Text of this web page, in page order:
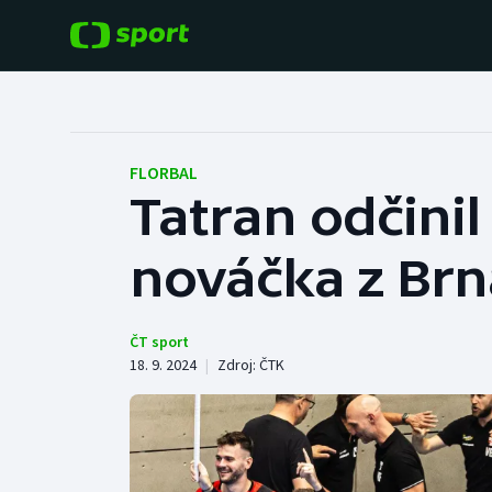
Hokej
Tenis
Cyklistika
Baseball a softbal
Basketbal
Boby a skeleton
Box
FLORBAL
Tatran
nováčka z
ČT sport
18. 9. 2024 | Zdroj: ČTK